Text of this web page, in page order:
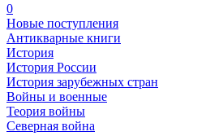
0
Новые поступления
Антикварные книги
История
История России
История зарубежных стран
Войны и военные
Теория войны
Северная война